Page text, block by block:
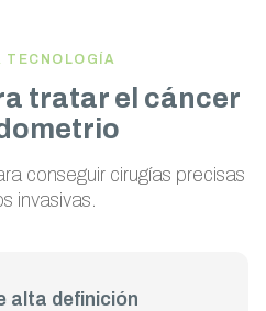
TECNOLOGÍA
tratar el cáncer
conseguir cirugías precisas
invasivas.
alta definición